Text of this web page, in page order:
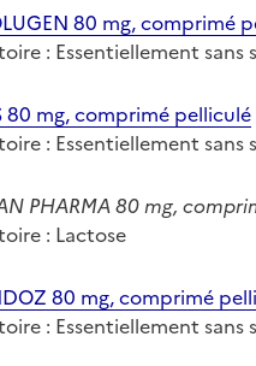
80 mg, comprimé
: Essentiellement sans
80 mg, comprimé pelliculé
: Essentiellement sans
PHARMA 80 mg,
: Lactose
80 mg, comprimé
: Essentiellement sans